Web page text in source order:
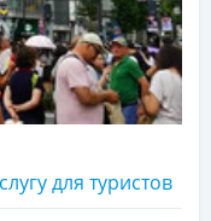
для туристов